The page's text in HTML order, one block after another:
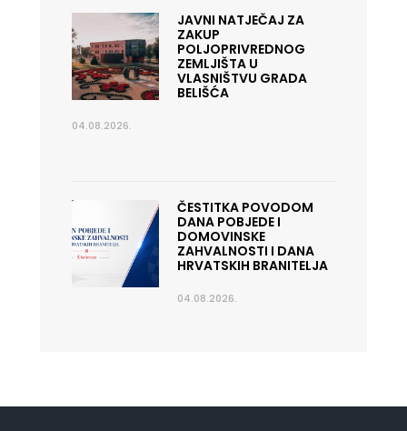
JAVNI NATJEČAJ ZA
ZAKUP
POLJOPRIVREDNOG
ZEMLJIŠTA U
VLASNIŠTVU GRADA
BELIŠĆA
04.08.2026.
ČESTITKA POVODOM
DANA POBJEDE I
DOMOVINSKE
ZAHVALNOSTI I DANA
HRVATSKIH BRANITELJA
04.08.2026.